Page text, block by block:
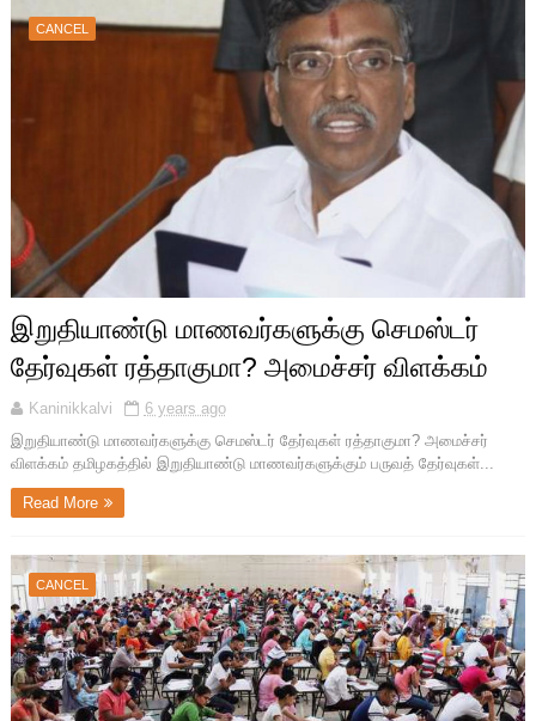
CANCEL
இறுதியாண்டு மாணவர்களுக்கு செமஸ்டர்
தேர்வுகள் ரத்தாகுமா? அமைச்சர் விளக்கம்
Kaninikkalvi
6 years ago
இறுதியாண்டு மாணவர்களுக்கு செமஸ்டர் தேர்வுகள் ரத்தாகுமா? அமைச்சர்
விளக்கம் தமிழகத்தில் இறுதியாண்டு மாணவர்களுக்கும் பருவத் தேர்வுகள்...
Read More
CANCEL